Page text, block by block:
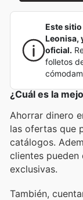
Este
Leonisa,
oficial.
folletos
¿Cuál es la
Ahorrar dinero
las ofertas que
catálogos.
clientes
exclusivas.
También,